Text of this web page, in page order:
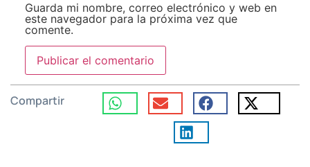
Guarda mi nombre, correo electrónico y web en
este navegador para la próxima vez que
comente.
Compartir